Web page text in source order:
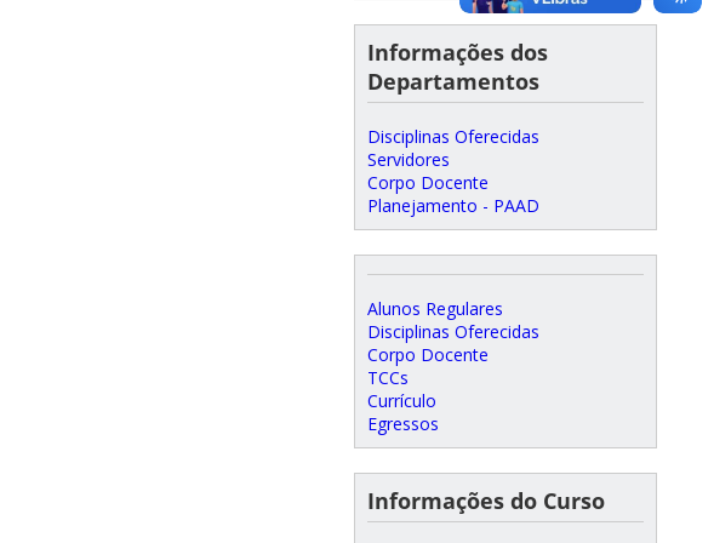
Informações dos
Departamentos
Disciplinas Oferecidas
Servidores
Corpo Docente
Planejamento - PAAD
Alunos Regulares
Disciplinas Oferecidas
Corpo Docente
TCCs
Currículo
Egressos
Informações do Curso